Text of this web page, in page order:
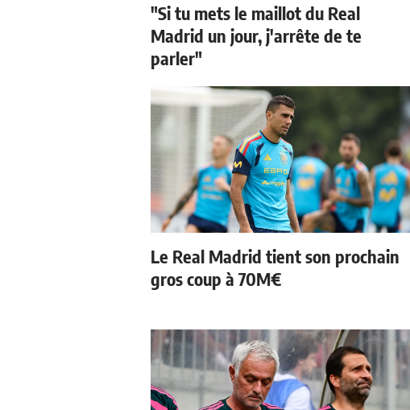
"Si tu mets le maillot du Real
Madrid un jour, j'arrête de te
parler"
Le Real Madrid tient son prochain
gros coup à 70M€